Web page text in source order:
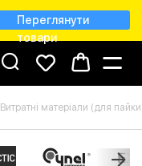
Переглянути
товари
Витратні матеріали (для